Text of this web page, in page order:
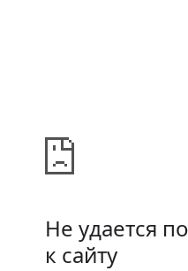
Не удается
к сайту